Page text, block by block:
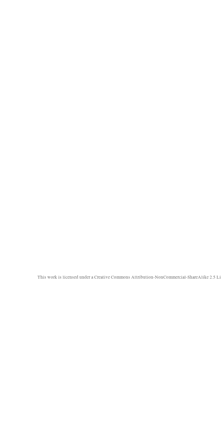
This work is licensed under aCreative Commons Attribution-NonCommercial-ShareAlike 2.5